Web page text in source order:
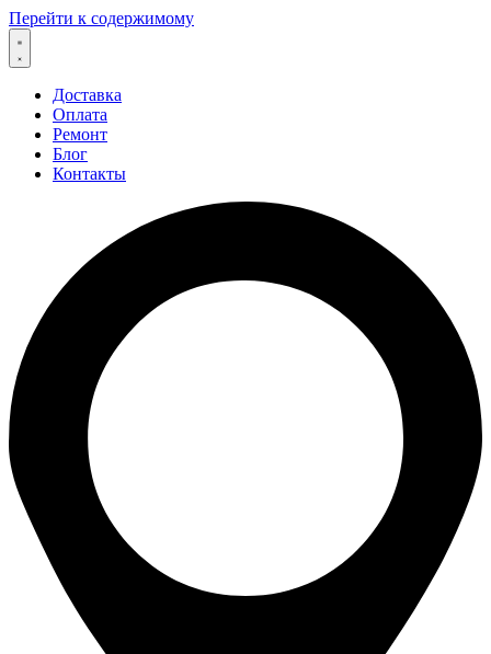
Перейти к содержимому
Доставка
Оплата
Ремонт
Блог
Контакты